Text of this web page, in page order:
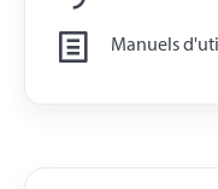
Manuels